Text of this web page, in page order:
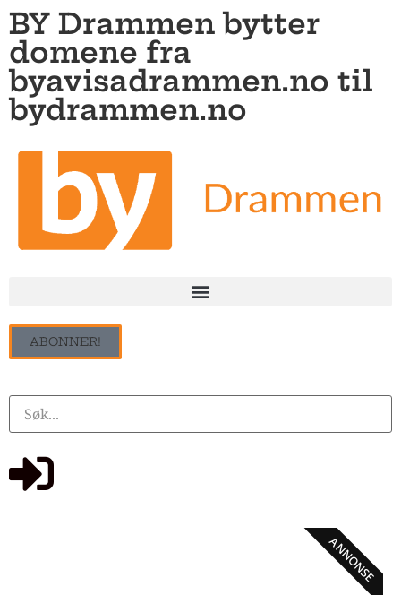
BY Drammen bytter
domene fra
byavisadrammen.no til
bydrammen.no
ABONNER!
ANNONSE